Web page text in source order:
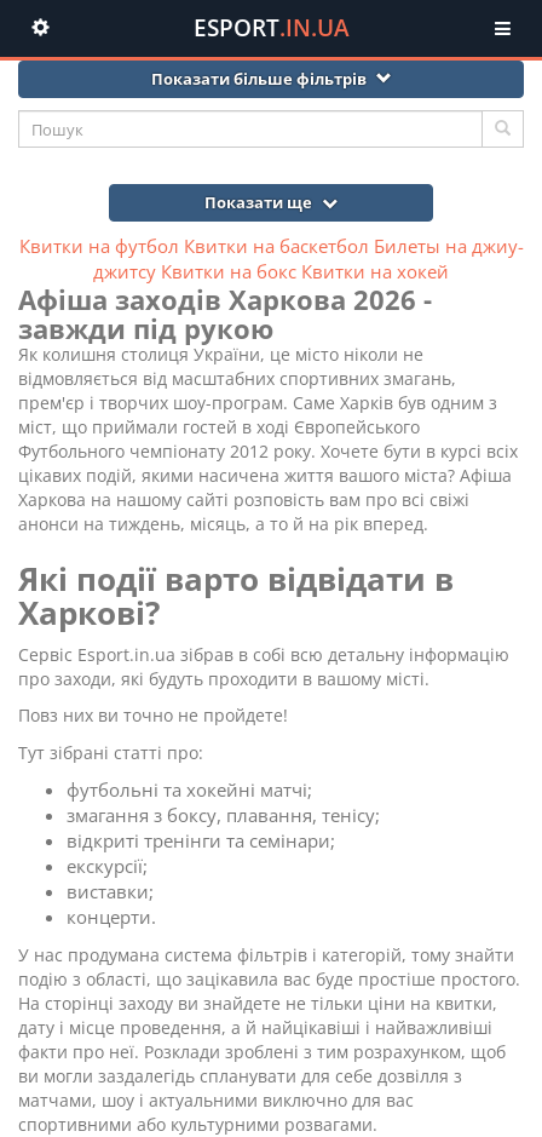
Toggle
navigation
ESPORT.IN.UA
Афіша Харкова: Купити квитки онлайн
Показати більше фільтрів
Показати ще
Квитки на футбол Квитки на баскетбол Билеты на джиу-
джитсу Квитки на бокс Квитки на хокей
Афіша заходів Харкова 2026 -
завжди під рукою
Як колишня столиця України, це місто ніколи не
відмовляється від масштабних спортивних змагань,
прем'єр і творчих шоу-програм. Саме Харків був одним з
міст, що приймали гостей в ході Європейського
Футбольного чемпіонату 2012 року. Хочете бути в курсі всіх
цікавих подій, якими насичена життя вашого міста? Афіша
Харкова на нашому сайті розповість вам про всі свіжі
анонси на тиждень, місяць, а то й на рік вперед.
Які події варто відвідати в
Харкові?
Сервіс Esport.in.ua зібрав в собі всю детальну інформацію
про заходи, які будуть проходити в вашому місті.
Повз них ви точно не пройдете!
Тут зібрані статті про:
футбольні та хокейні матчі;
змагання з боксу, плавання, тенісу;
відкриті тренінги та семінари;
екскурсії;
виставки;
концерти.
У нас продумана система фільтрів і категорій, тому знайти
подію з області, що зацікавила вас буде простіше простого.
На сторінці заходу ви знайдете не тільки ціни на квитки,
дату і місце проведення, а й найцікавіші і найважливіші
факти про неї. Розклади зроблені з тим розрахунком, щоб
ви могли заздалегідь спланувати для себе дозвілля з
матчами, шоу і актуальними виключно для вас
спортивними або культурними розвагами.